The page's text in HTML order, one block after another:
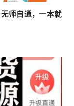
师自通，一本就